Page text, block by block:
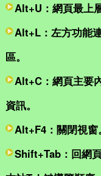
Alt+U：網頁最上
Alt+L：左方功能
區。
Alt+C：網頁主要
資訊。
Alt+F4：關閉視窗
Shift+Tab：回網